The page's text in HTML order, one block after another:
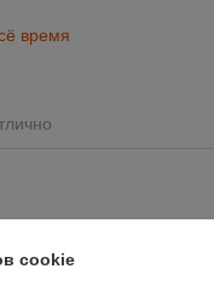
время
все отзывы
cookie